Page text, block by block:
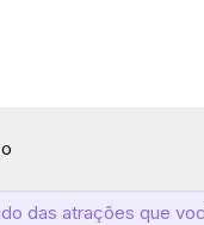
das atrações que